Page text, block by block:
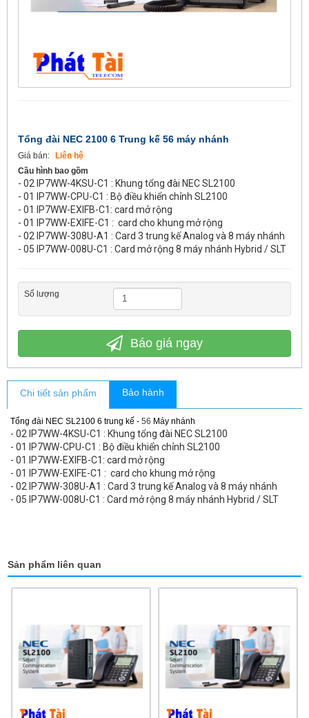
Tổng đài NEC 2100 6 Trung kế 56 máy nhánh
Giá bán:
Liên hệ
Cầu hình bao gồm
- 02 IP7WW-4KSU-C1 : Khung tổng đài NEC SL2100
- 01 IP7WW-CPU-C1 : Bộ điều khiển chỉnh SL2100
- 01 IP7WW-EXIFB-C1: card mở rộng
- 01 IP7WW-EXIFE-C1 : card cho khung mở rộng
- 02 IP7WW-308U-A1 : Card 3 trung kế Analog và 8 máy nhánh
- 05 IP7WW-008U-C1 : Card mở rộng 8 máy nhánh Hybrid / SLT
Số lượng
Báo giá ngay
Chi tiết sản phẩm Bảo hành
Tổng đài NEC SL2100 6 trung kế - 56 Máy nhánh
- 02 IP7WW-4KSU-C1 : Khung tổng đài NEC SL2100
- 01 IP7WW-CPU-C1 : Bộ điều khiển chỉnh SL2100
- 01 IP7WW-EXIFB-C1: card mở rộng
- 01 IP7WW-EXIFE-C1 : card cho khung mở rộng
- 02 IP7WW-308U-A1 : Card 3 trung kế Analog và 8 máy nhánh
- 05 IP7WW-008U-C1 : Card mở rộng 8 máy nhánh Hybrid / SLT
Sản phẩm liên quan